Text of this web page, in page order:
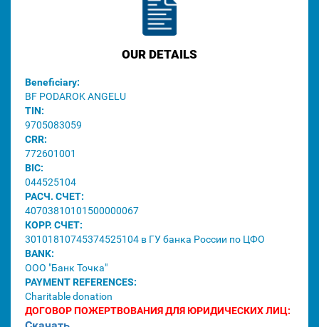
OUR DETAILS
Beneficiary:
BF PODAROK ANGELU
TIN:
9705083059
CRR:
772601001
BIC:
044525104
РАСЧ. СЧЕТ:
40703810101500000067
КОРР. СЧЕТ:
30101810745374525104 в ГУ банка России по ЦФО
BANK:
ООО "Банк Точка"
PAYMENT REFERENCES:
Charitable donation
ДОГОВОР ПОЖЕРТВОВАНИЯ ДЛЯ ЮРИДИЧЕСКИХ ЛИЦ: